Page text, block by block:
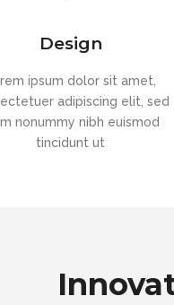
Design
ipsum dolor sit amet,
adipiscing elit, sed
nonummy nibh euismod
tincidunt ut